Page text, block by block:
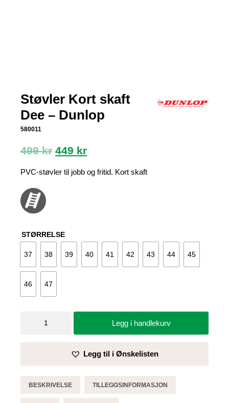
Støvler Kort skaft
Dee – Dunlop
580011
499kr Opprinnelig
var:
449 krNåværende
er:
PVC-støvler til jobb og fritid. Kort skaft
STØRRELSE
37 38 39 40 41 42 43 44 45
46 47
antall
Legg i handlekurv
Legg til i Ønskelisten
BESKRIVELSE TILLEGGSINFORMASJON